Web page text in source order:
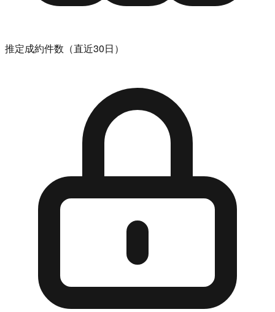
推定成約件数（直近30日）